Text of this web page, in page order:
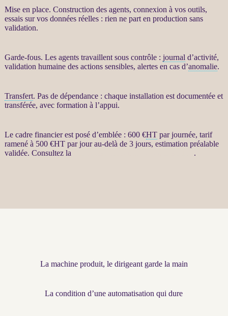
Mise en place. Construction des agents, connexion à vos outils,
essais sur vos donnéesréelles : rien ne part en production sans
validation.
Garde-fous. Les agentstravaillent sous contrôle : journal d’activité,
validation humaine des actions sensibles, alertesen cas d’anomalie.
Transfert. Pas de dépendance : chaque installation est documentée et
transférée, avec formation à l’appui.
Le cadre financier est posé d’emblée : 600 €HTpar journée, tarif
ramené à 500 €HTpar jour au-delà de 3 jours, estimation préalable
validée. Consultez la
.
La machine produit, le dirigeant garde la main
La condition d’une automatisation qui dure